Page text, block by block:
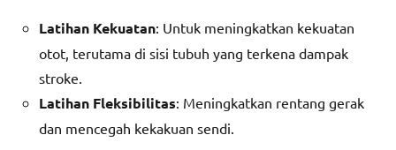
Latihan Kekuatan: Untuk meningkatkan kekuatan
otot, terutama di sisi tubuh yang terkena dampak
stroke.
Latihan Fleksibilitas: Meningkatkan rentang gerak
dan mencegah kekakuan sendi.